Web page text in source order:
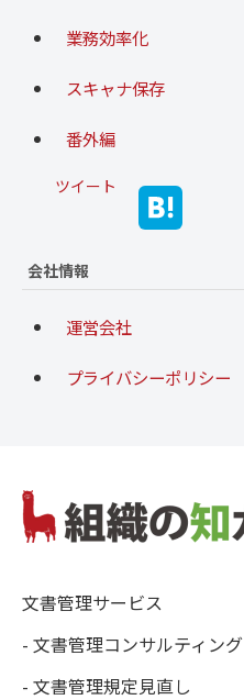
業務効率化
スキャナ保存
番外編
ツイート
会社情報
運営会社
プライバシーポリシー
文書管理サービス
- 文書管理コンサルティング
- 文書管理規定見直し